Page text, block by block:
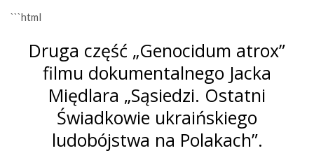
```html
Druga część „Genocidum atrox”
filmu dokumentalnego Jacka
Międlara „Sąsiedzi. Ostatni
Świadkowie ukraińskiego
ludobójstwa na Polakach”.